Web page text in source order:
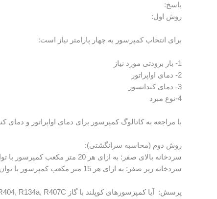
پاسخ:
روش اول:
برای انتخاب کمپرسور به چهار پارامتر نیاز است:
1- بار برودتی مورد نیاز
2- دمای اواپراتور
3- دمای کندانسور
4-نوع مبرد
با مراجعه به کاتالوگ کمپرسور برای دمای اواپراتور و
روش دوم (محاسبه سرانگشتی):
سردخانه بالای صفر: به ازای هر 20 متر مکعب کمپرسور با توان 1 اسب بخار انتخاب می شود.
سردخانه زیر صفر: به ازای هر 15 متر مکعب کمپرسور با توان 1 اسب بخار انتخاب می شود.
پرسش: آیا کمپرسورهای کوپلند با گاز R404, R134a, R407C به کار می روند؟